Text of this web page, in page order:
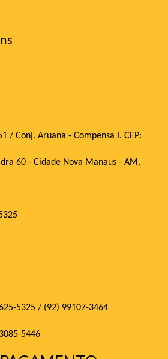
/ Conj. Aruanã - Compensa I. CEP:
60 - Cidade Nova Manaus - AM,
5325 / (92) 99107-3464
5446